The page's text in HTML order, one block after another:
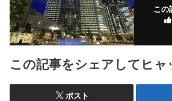
この
この記事をシェアしてヒャ
ポスト